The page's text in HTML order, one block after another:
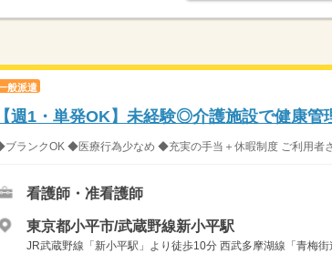
般派遣
【週1・単発OK】未経験◎介護施設で健康管
ランクOK ◆医療行為少なめ ◆充実の手当＋休暇制度 ご利用者
看護師・准看護師
東京都小平市/武蔵野線新小平駅
JR武蔵野線「新小平駅」より徒歩10分 西武多摩湖線「青梅